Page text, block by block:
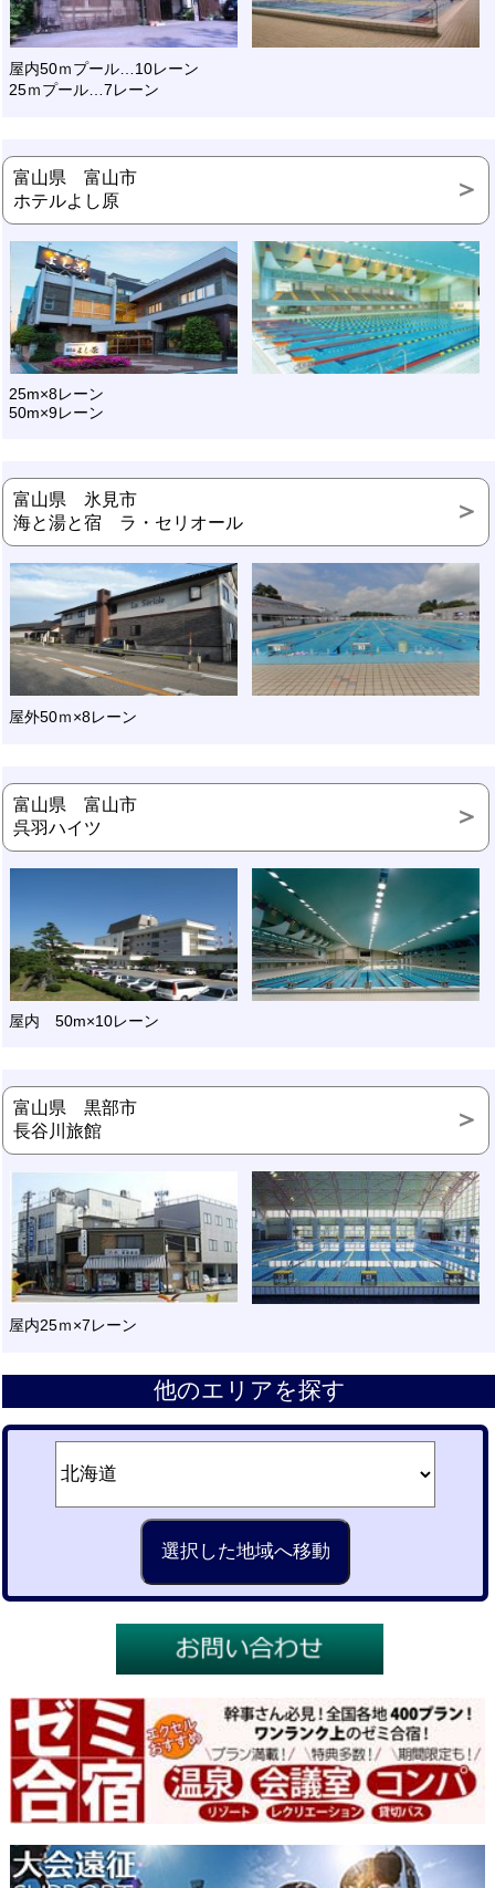
屋内50ｍプール…10レーン
25ｍプール…7レーン
富山県 富山市
ホテルよし原
25m×8レーン
50m×9レーン
富山県 氷見市
海と湯と宿 ラ・セリオール
屋外50ｍ×8レーン
富山県 富山市
呉羽ハイツ
屋内 50m×10レーン
富山県 黒部市
長谷川旅館
屋内25ｍ×7レーン
他のエリアを探す